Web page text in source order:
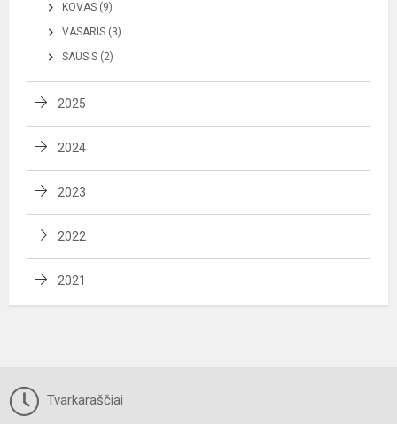
KOVAS (9)
VASARIS (3)
SAUSIS (2)
2025
2024
2023
2022
2021
Tvarkaraščiai